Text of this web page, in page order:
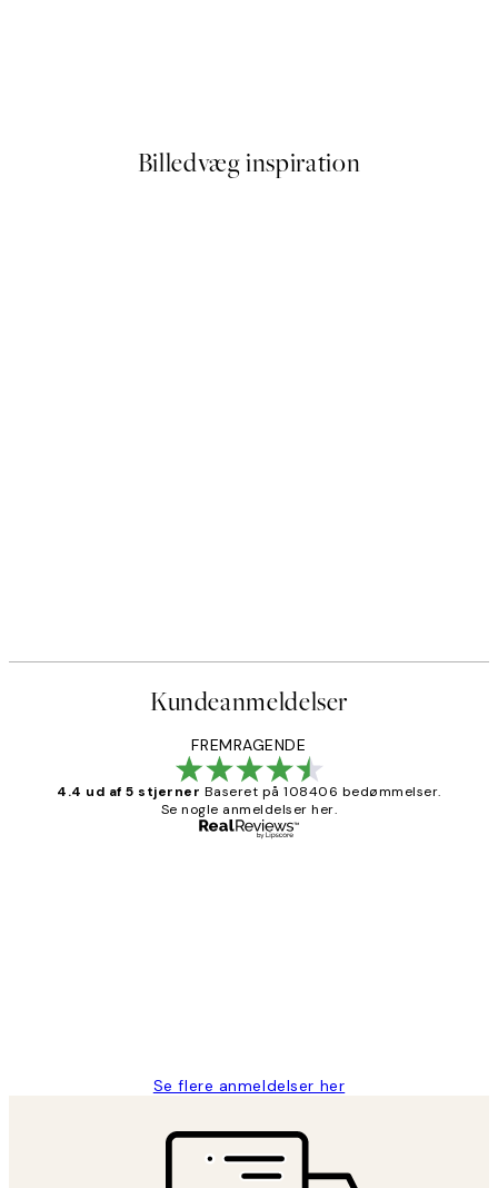
Billedvæg inspiration
Kundeanmeldelser
FREMRAGENDE
4.4 ud af 5 stjerner Baseret på 108406 bedømmelser.
Se nogle anmeldelser her.
Se flere anmeldelser her